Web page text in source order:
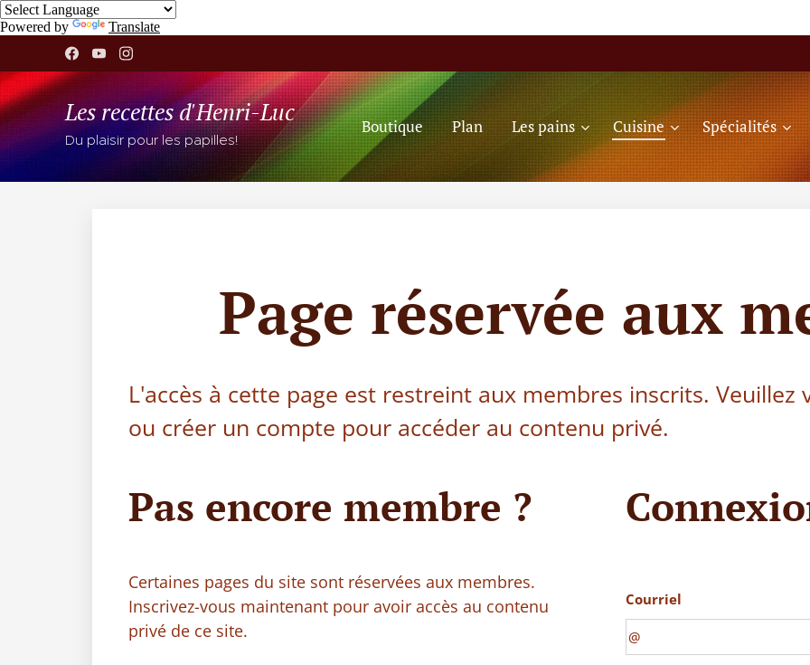
Powered by Translate
Les recettes d'Henri-Luc
Du plaisir pour les papilles!
Boutique Plan Les pains Cuisine Spécialités
Page réservée aux
L'accès à cette page est restreint aux membres inscrits. Veuillez
ou créer un compte pour accéder au contenu privé.
Pas encore membre ?
Certaines pages du site sont réservées aux membres.
Inscrivez-vous maintenant pour avoir accès au contenu
privé de ce site.
Courriel